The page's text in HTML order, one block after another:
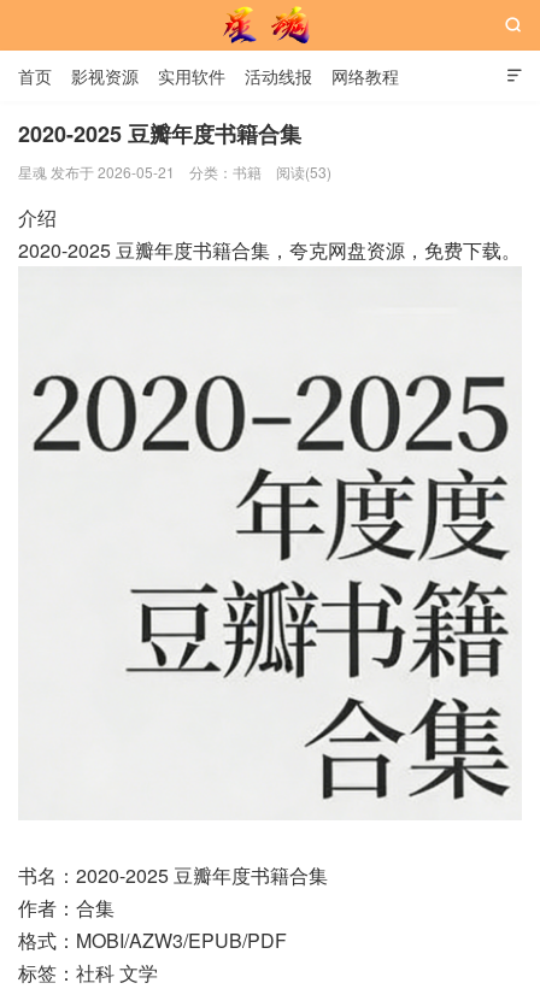

首页 影视资源 实用软件 活动线报 网络教程
用户中心 书籍 娱乐

2020-2025 豆瓣年度书籍合集
星魂 发布于 2026-05-21 分类： 书籍 阅读(53)
介绍
2020-2025 豆瓣年度书籍合集，夸克网盘资源，免费下载。
书名：2020-2025 豆瓣年度书籍合集
作者：合集
格式：MOBI/AZW3/EPUB/PDF
标签：社科 文学